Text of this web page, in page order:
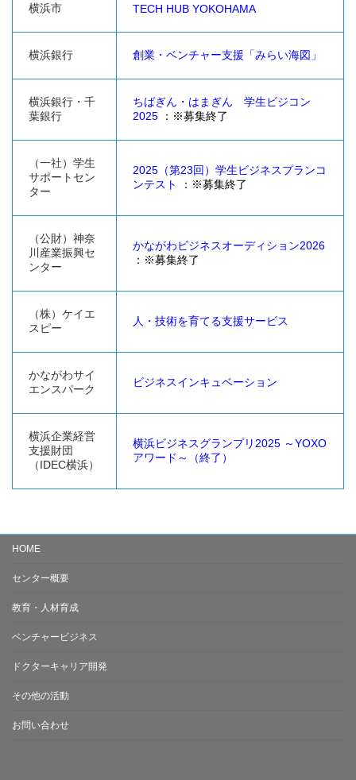
横浜市 TECH HUB YOKOHAMA
横浜銀行 創業・ベンチャー支援「みらい海図」
横浜銀行・千
葉銀行
ちばぎん・はまぎん 学生ビジコン
2025
：※募集終了
（一社）学生
サポートセン
ター
2025（第23回）学生ビジネスプランコ
ンテスト
：※募集終了
（公財）神奈
川産業振興セ
ンター
かながわビジネスオーディション2026
：※募集終了
（株）ケイエ
スピー
人・技術を育てる支援サービス
かながわサイ
エンスパーク
ビジネスインキュベーション
横浜企業経営
支援財団
（IDEC横浜）
横浜ビジネスグランプリ2025 ～YOXO
アワード～（終了）
HOME
センター概要
教育・人材育成
ベンチャービジネス
ドクターキャリア開発
その他の活動
お問い合わせ